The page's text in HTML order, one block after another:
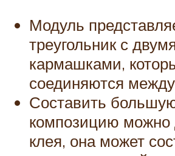
Модуль
треугольник с
кармашками,
соединяются
Составить
композицию можно
клея, она может